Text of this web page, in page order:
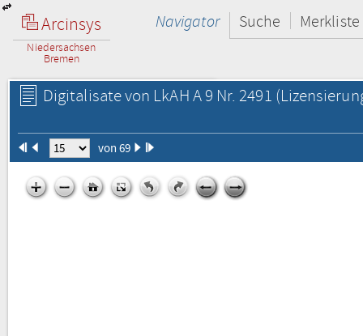
Arcinsys
Niedersachsen
Bremen
Navigator Suche Merkliste
Digitalisate von LkAH A 9 Nr. 2491
von 69